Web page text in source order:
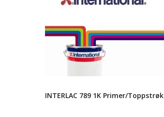
INTERLAC 789 1K Primer/Toppstrøk